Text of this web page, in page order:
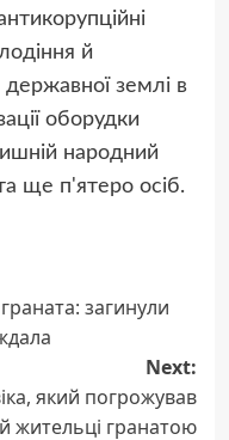
й
державної землі в
оборудки
народний
та ще п'ятеро осіб.
загинули
Next:
який погрожував
жительці гранатою